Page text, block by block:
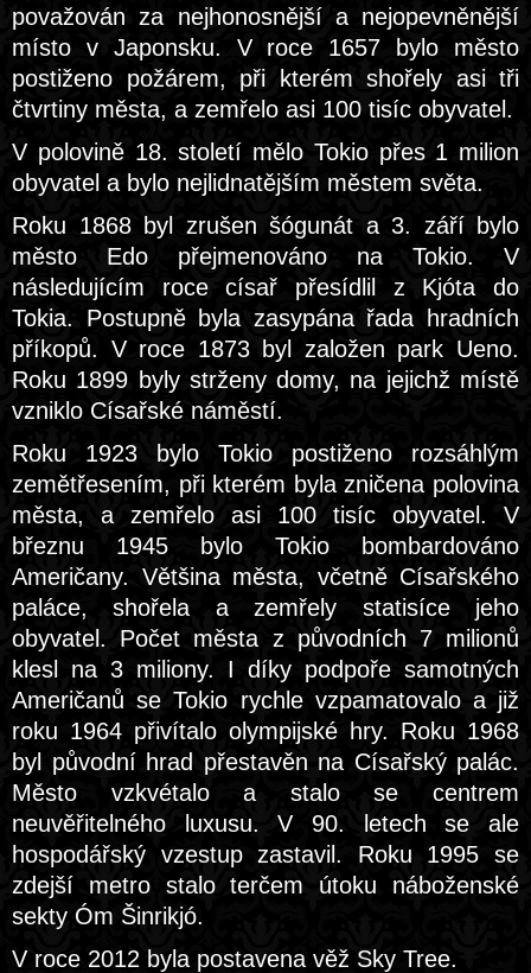
považován za nejhonosnější a nejopevněnější
místo v Japonsku. V roce 1657 bylo město
postiženo požárem, při kterém shořely asi tři
čtvrtiny města, a zemřelo asi 100 tisíc obyvatel.
V polovině 18. století mělo Tokio přes 1 milion
obyvatel a bylo nejlidnatějším městem světa.
Roku 1868 byl zrušen šógunát a 3. září bylo
město Edo přejmenováno na Tokio. V
následujícím roce císař přesídlil z Kjóta do
Tokia. Postupně byla zasypána řada hradních
příkopů. V roce 1873 byl založen park Ueno.
Roku 1899 byly strženy domy, na jejichž místě
vzniklo Císařské náměstí.
Roku 1923 bylo Tokio postiženo rozsáhlým
zemětřesením, při kterém byla zničena polovina
města, a zemřelo asi 100 tisíc obyvatel. V
březnu 1945 bylo Tokio bombardováno
Američany. Většina města, včetně Císařského
paláce, shořela a zemřely statisíce jeho
obyvatel. Počet města z původních 7 milionů
klesl na 3 miliony. I díky podpoře samotných
Američanů se Tokio rychle vzpamatovalo a již
roku 1964 přivítalo olympijské hry. Roku 1968
byl původní hrad přestavěn na Císařský palác.
Město vzkvétalo a stalo se centrem
neuvěřitelného luxusu. V 90. letech se ale
hospodářský vzestup zastavil. Roku 1995 se
zdejší metro stalo terčem útoku náboženské
sekty Óm Šinrikjó.
V roce 2012 byla postavena věž Sky Tree.